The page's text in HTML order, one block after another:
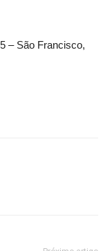
– São Francisco,